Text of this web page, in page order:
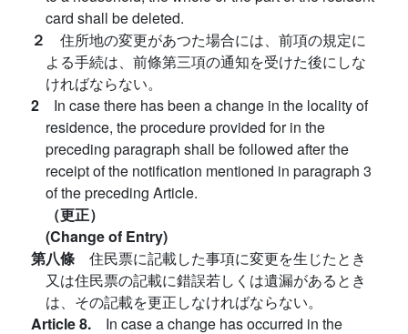
card shall be deleted.
２ 住所地の変更があつた場合には、前項の規定に
よる手続は、前條第三項の通知を受けた後にしな
ければならない。
2 In case there has been a change in the locality of
residence, the procedure provided for in the
preceding paragraph shall be followed after the
receipt of the notification mentioned in paragraph 3
of the preceding Article.
（更正）
(Change of Entry)
第八條 住民票に記載した事項に変更を生じたとき
又は住民票の記載に錯誤若しくは遺漏があるとき
は、その記載を更正しなければならない。
Article 8. In case a change has occurred in the